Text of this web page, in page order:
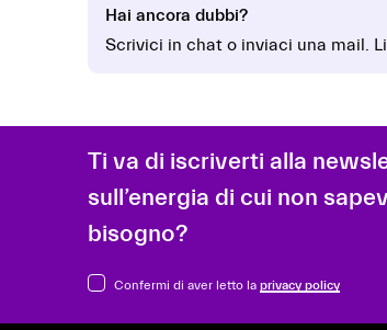
Hai ancora dubbi?
Scrivici in chat o inviaci una mail.
Ti va di iscriverti alla
sull’energia di cui non
bisogno?
Confermi di aver letto la privacy policy